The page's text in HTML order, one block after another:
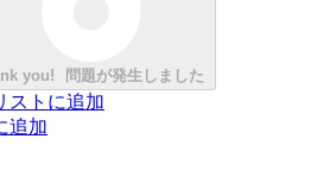
you! 問題が発生しました
ストに追加
追加